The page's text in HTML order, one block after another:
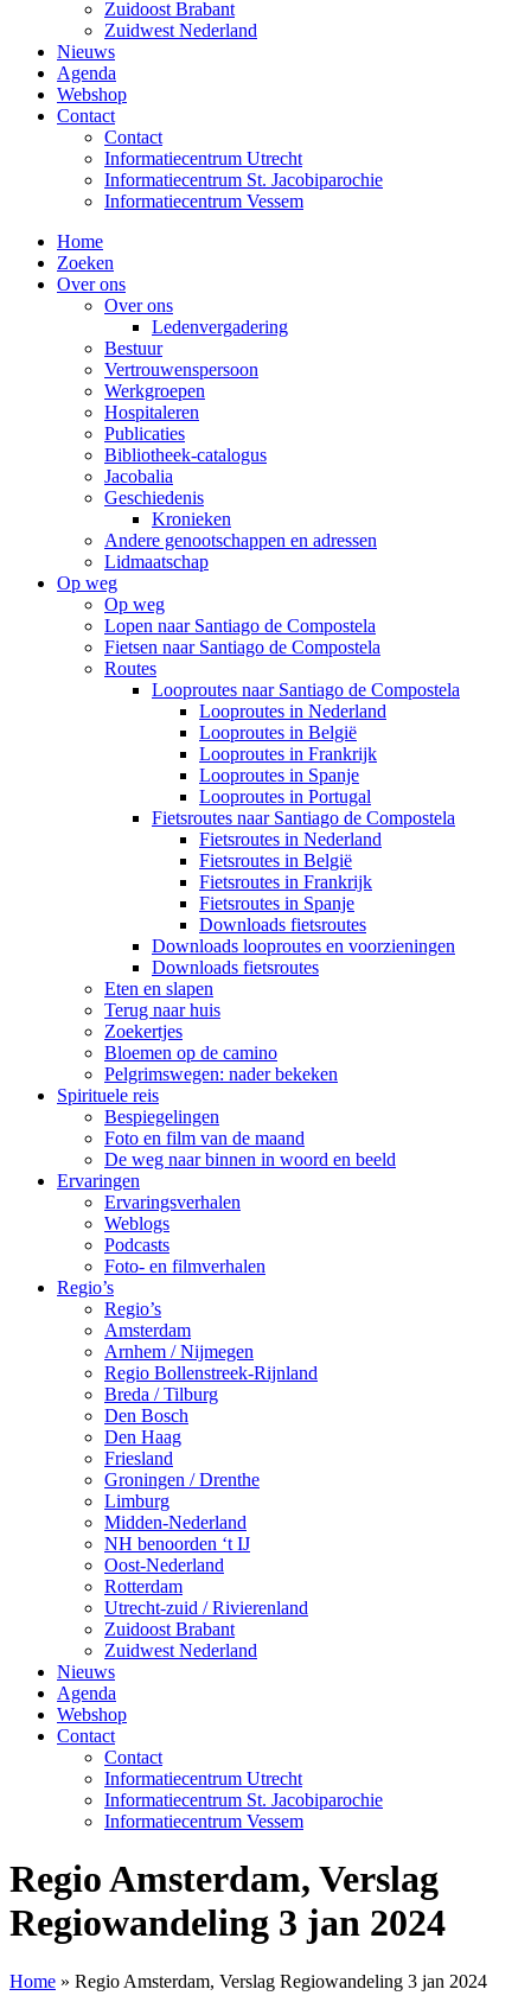
Zuidoost Brabant
Zuidwest Nederland
Nieuws
Agenda
Webshop
Contact
Contact
Informatiecentrum Utrecht
Informatiecentrum St. Jacobiparochie
Informatiecentrum Vessem
Home
Zoeken
Over ons
Over ons
Ledenvergadering
Bestuur
Vertrouwenspersoon
Werkgroepen
Hospitaleren
Publicaties
Bibliotheek-catalogus
Jacobalia
Geschiedenis
Kronieken
Andere genootschappen en adressen
Lidmaatschap
Op weg
Op weg
Lopen naar Santiago de Compostela
Fietsen naar Santiago de Compostela
Routes
Looproutes naar Santiago de Compostela
Looproutes in Nederland
Looproutes in België
Looproutes in Frankrijk
Looproutes in Spanje
Looproutes in Portugal
Fietsroutes naar Santiago de Compostela
Fietsroutes in Nederland
Fietsroutes in België
Fietsroutes in Frankrijk
Fietsroutes in Spanje
Downloads fietsroutes
Downloads looproutes en voorzieningen
Downloads fietsroutes
Eten en slapen
Terug naar huis
Zoekertjes
Bloemen op de camino
Pelgrimswegen: nader bekeken
Spirituele reis
Bespiegelingen
Foto en film van de maand
De weg naar binnen in woord en beeld
Ervaringen
Ervaringsverhalen
Weblogs
Podcasts
Foto- en filmverhalen
Regio’s
Regio’s
Amsterdam
Arnhem / Nijmegen
Regio Bollenstreek-Rijnland
Breda / Tilburg
Den Bosch
Den Haag
Friesland
Groningen / Drenthe
Limburg
Midden-Nederland
NH benoorden ‘t IJ
Oost-Nederland
Rotterdam
Utrecht-zuid / Rivierenland
Zuidoost Brabant
Zuidwest Nederland
Nieuws
Agenda
Webshop
Contact
Contact
Informatiecentrum Utrecht
Informatiecentrum St. Jacobiparochie
Informatiecentrum Vessem
Regio Amsterdam, Verslag
Regiowandeling 3 jan 2024
Home » Regio Amsterdam, Verslag Regiowandeling 3 jan 2024